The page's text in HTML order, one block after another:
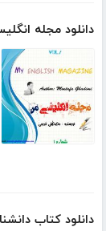
دانلود مجله
دانلود کتاب